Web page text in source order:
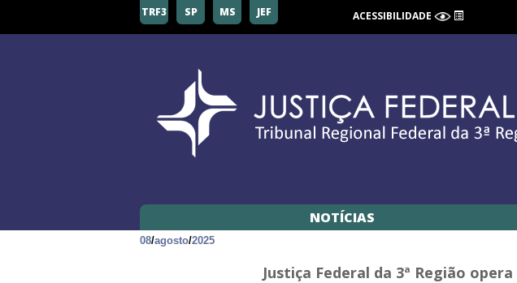
TRF3 SP MS JEF ACESSIBILIDADE
NOTÍCIAS
08/agosto/2025
Justiça Federal da 3ª Região